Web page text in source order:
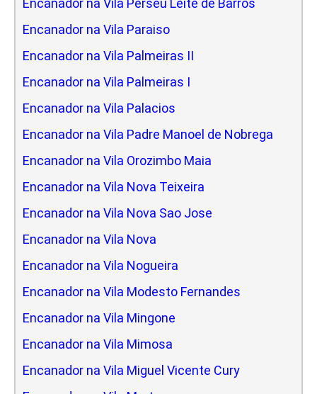
Encanador na Vila Perseu Leite de Barros
Encanador na Vila Paraiso
Encanador na Vila Palmeiras II
Encanador na Vila Palmeiras I
Encanador na Vila Palacios
Encanador na Vila Padre Manoel de Nobrega
Encanador na Vila Orozimbo Maia
Encanador na Vila Nova Teixeira
Encanador na Vila Nova Sao Jose
Encanador na Vila Nova
Encanador na Vila Nogueira
Encanador na Vila Modesto Fernandes
Encanador na Vila Mingone
Encanador na Vila Mimosa
Encanador na Vila Miguel Vicente Cury